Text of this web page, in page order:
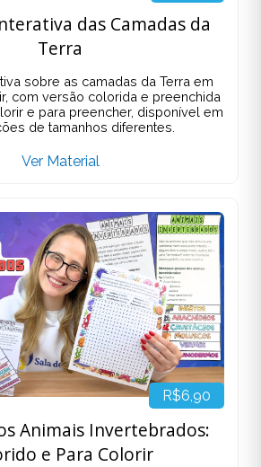
das Camadas da
Terra
sobre as camadas da Terra em
com versão colorida e preenchida
e para preencher, disponível em
de tamanhos diferentes.
Ver Material
R$6,90
Animais Invertebrados:
e Para Colorir